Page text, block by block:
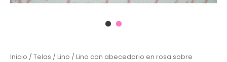
Inicio / Telas / Lino / Lino con abecedario en rosa sobre